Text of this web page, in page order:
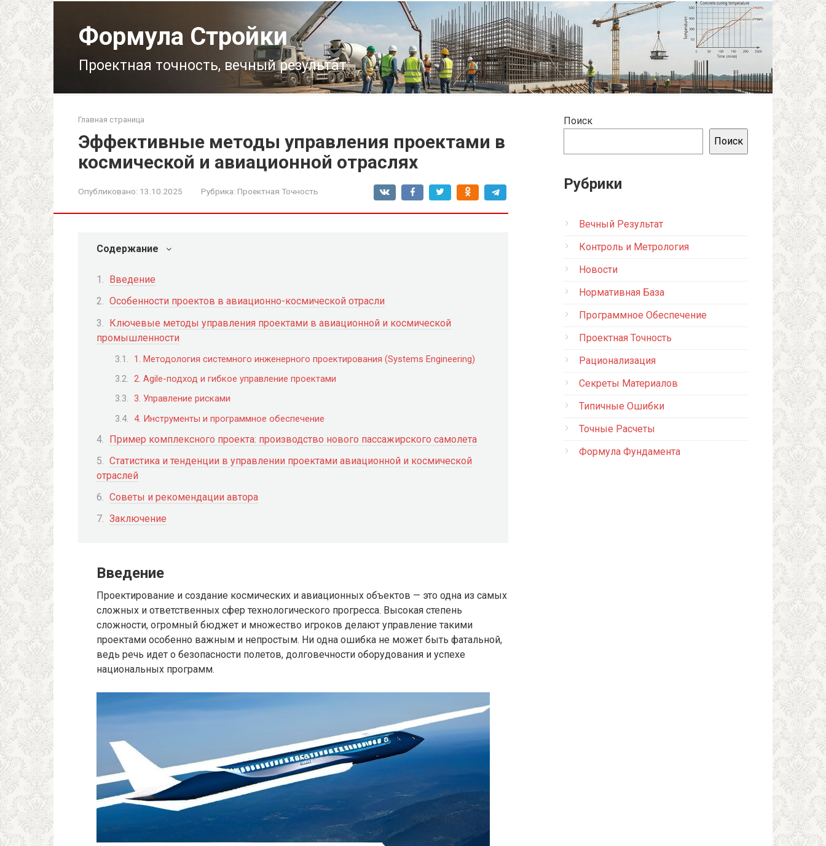
Формула Стройки
Проектная точность, вечный результат
Главная страница
Эффективные методы управления проектами в
космической и авиационной отраслях
Опубликовано: 13.10.2025 Рубрика: Проектная Точность
Содержание
Введение
Особенности проектов в авиационно-космической отрасли
Ключевые методы управления проектами в авиационной и космической
промышленности
1. Методология системного инженерного проектирования (Systems Engineering)
2. Agile-подход и гибкое управление проектами
3. Управление рисками
4. Инструменты и программное обеспечение
Пример комплексного проекта: производство нового пассажирского самолета
Статистика и тенденции в управлении проектами авиационной и космической
отраслей
Советы и рекомендации автора
Заключение
Введение
Проектирование и создание космических и авиационных объектов — это одна из самых
сложных и ответственных сфер технологического прогресса. Высокая степень
сложности, огромный бюджет и множество игроков делают управление такими
проектами особенно важным и непростым. Ни одна ошибка не может быть фатальной,
ведь речь идет о безопасности полетов, долговечности оборудования и успехе
национальных программ.
Поиск
Поиск
Рубрики
Вечный Результат
Контроль и Метрология
Новости
Нормативная База
Программное Обеспечение
Проектная Точность
Рационализация
Секреты Материалов
Типичные Ошибки
Точные Расчеты
Формула Фундамента